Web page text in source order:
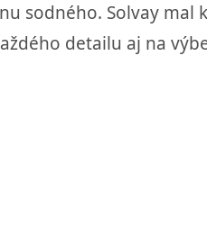
sodného. Solvay mal
detailu aj na